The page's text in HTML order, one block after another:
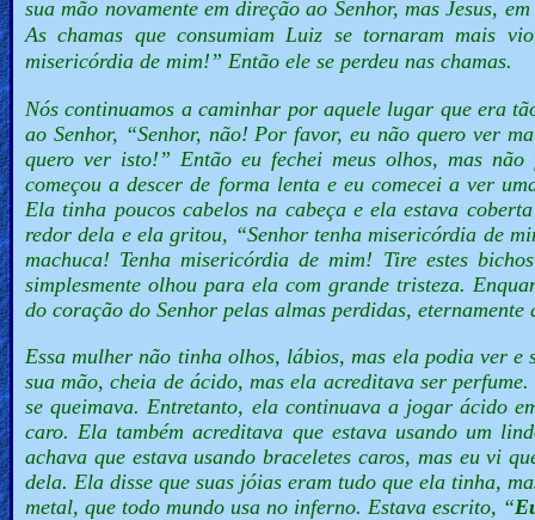
sua mão novamente em direção ao Senhor, mas Jesus,
As chamas que consumiam Luiz se tornaram mais
misericórdia de mim!” Então ele se perdeu nas chamas.
Nós continuamos a caminhar por aquele lugar que era
ao Senhor, “Senhor, não! Por favor, eu não quero ver
quero ver isto!” Então eu fechei meus olhos, mas
começou a descer de forma lenta e eu comecei a ver
Ela tinha poucos cabelos na cabeça e ela estava
redor dela e ela gritou, “Senhor tenha misericórdia de
machuca! Tenha misericórdia de mim! Tire estes
simplesmente olhou para ela com grande tristeza.
do coração do Senhor pelas almas perdidas,
Essa mulher não tinha olhos, lábios, mas ela podia ver
sua mão, cheia de ácido, mas ela acreditava ser
se queimava. Entretanto, ela continuava a jogar ácido
caro. Ela também acreditava que estava usando um
achava que estava usando braceletes caros, mas eu vi
dela. Ela disse que suas jóias eram tudo que ela tinha,
metal, que todo mundo usa no inferno. Estava escrito, “